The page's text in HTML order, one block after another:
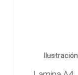
Ilustración